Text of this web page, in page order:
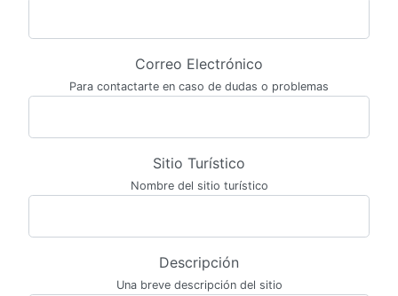
Correo Electrónico
Para contactarte en caso de dudas o problemas
Sitio Turístico
Nombre del sitio turístico
Descripción
Una breve descripción del sitio